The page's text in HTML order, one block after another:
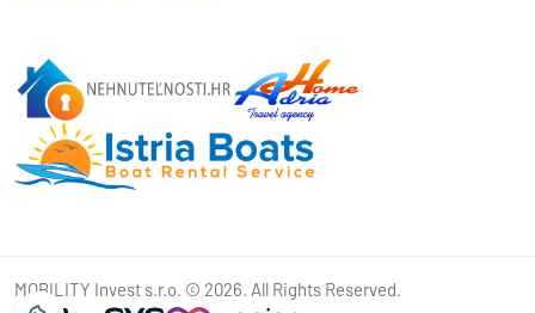
MOBILITY Invest s.r.o. © 2026. All Rights Reserved.